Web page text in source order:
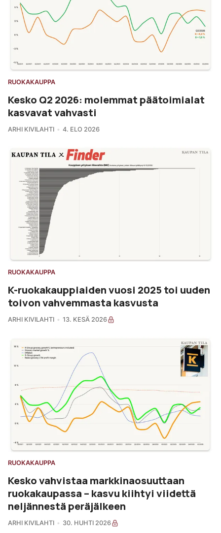
RUOKAKAUPPA
Kesko Q2 2026: molemmat päätoimialat
kasvavat vahvasti
ARHI KIVILAHTI 4. ELO 2026
RUOKAKAUPPA
K-ruokakauppiaiden vuosi 2025 toi uuden
toivon vahvemmasta kasvusta
ARHI KIVILAHTI 13. KESÄ 2026
RUOKAKAUPPA
Kesko vahvistaa markkinaosuuttaan
ruokakaupassa – kasvu kiihtyi viidettä
neljännestä peräjälkeen
ARHI KIVILAHTI 30. HUHTI 2026